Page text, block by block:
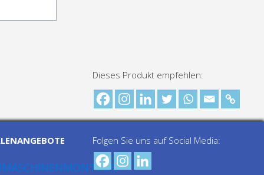
Dieses Produkt empfehlen:
Folgen Sie uns auf Social Media: